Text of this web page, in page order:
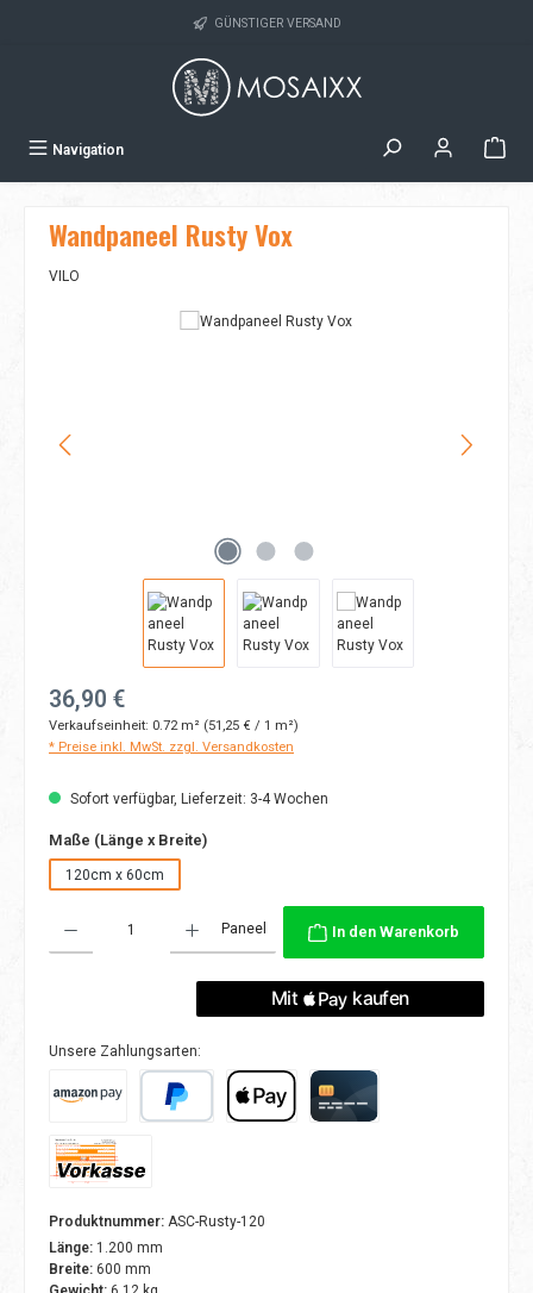
GÜNSTIGER VERSAND
Navigation
Wandpaneel Rusty Vox
VILO
Bildergalerie überspringen
Regulärer Preis:
36,90 €
Verkaufseinheit: 0.72 m² (51,25 € / 1 m²)
* Preise inkl. MwSt. zzgl. Versandkosten
Sofort verfügbar, Lieferzeit: 3-4 Wochen
Maße (Länge x Breite)auswählen
120cm x 60cm
Paneel In den Warenkorb
Unsere Zahlungsarten:
Produktnummer: ASC-Rusty-120
Länge: 1.200 mm
Breite: 600 mm